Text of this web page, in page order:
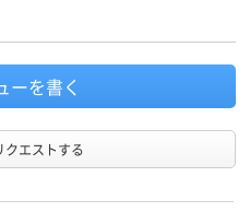
ーを書く
クエストする